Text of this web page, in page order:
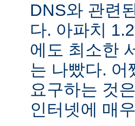
DNS와 관련
다. 아파치
에도 최소한
는 나빴다. 어
요구하는 것
인터넷에 매